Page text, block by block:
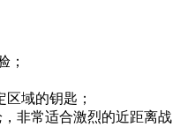
；
域的钥匙；
非常适合激烈的近距离战